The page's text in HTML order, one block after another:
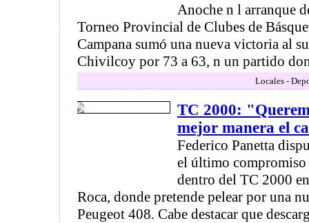
Anoche n l arranque
Torneo Provincial de Clubes de
Campana sumó una nueva victoria al
Chivilcoy por 73 a 63, n un partido
Locales -
TC 2000:
mejor manera el
Federico Panetta
el último compromiso
dentro del TC 2000
Roca, donde pretende pelear por una
Peugeot 408. Cabe destacar que